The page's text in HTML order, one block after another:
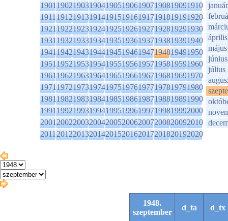
1901190219031904190519061907190819091910
1911191219131914191519161917191819191920
1921192219231924192519261927192819291930
1931193219331934193519361937193819391940
1941194219431944194519461947194819491950
1951195219531954195519561957195819591960
1961196219631964196519661967196819691970
1971197219731974197519761977197819791980
1981198219831984198519861987198819891990
1991199219931994199519961997199819992000
2001200220032004200520062007200820092010
2011201220132014201520162017201820192020
január
április
május
június
július
1948.
szeptember
d_ta d_tx